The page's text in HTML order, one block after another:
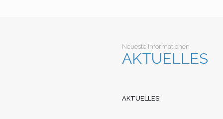
Neueste Informationen
AKTUELLES
AKTUELLES: